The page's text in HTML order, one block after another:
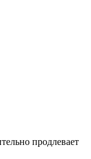
продлевает